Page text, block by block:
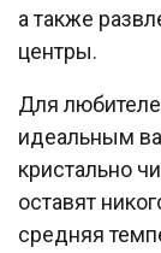
а также
центры.
Для
идеальным
кристально
оставят
средняя